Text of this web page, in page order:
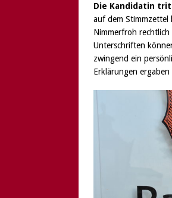
Die Kandidatin
auf dem Stimmzettel
Nimmerfroh
Unterschriften
zwingend ein
Erklärungen